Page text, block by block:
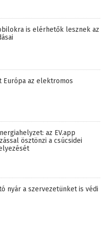
is elérhetők lesznek az
Európa az elektromos
az EV.app
ösztönzi a csúcsidei
nyár a szervezetünket is védi